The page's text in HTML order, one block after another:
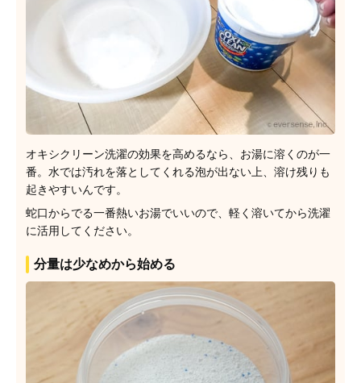
オキシクリーン洗濯の効果を高めるなら、お湯に溶くのが一
番。水では汚れを落としてくれる泡が出ない上、溶け残りも
起きやすいんです。
蛇口からでる一番熱いお湯でいいので、軽く溶いてから洗濯
に活用してください。
分量は少なめから始める